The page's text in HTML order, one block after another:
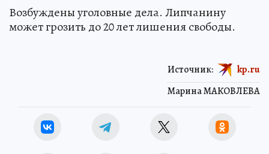
Возбуждены уголовные дела. Липчанину
может грозить до 20 лет лишения свободы.
Марина МАКОВЛЕВА
Источник: kp.ru